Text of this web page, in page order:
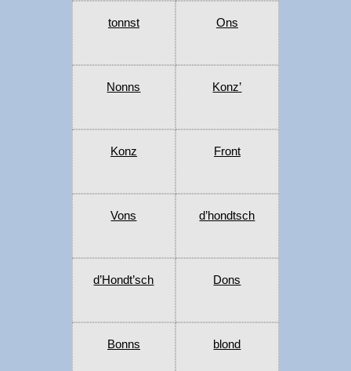
tonnst Ons
Nonns Konz’
Konz Front
Vons d’hondtsch
d’Hondt’sch Dons
Bonns blond